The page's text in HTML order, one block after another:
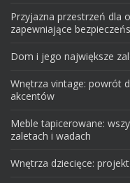
Przyjazna przestrzeń dla
zapewniające
Dom i jego największe
Wnętrza vintage: powrót
akcentów
Meble tapicerowane:
zaletach i wadach
Wnętrza dziecięce: